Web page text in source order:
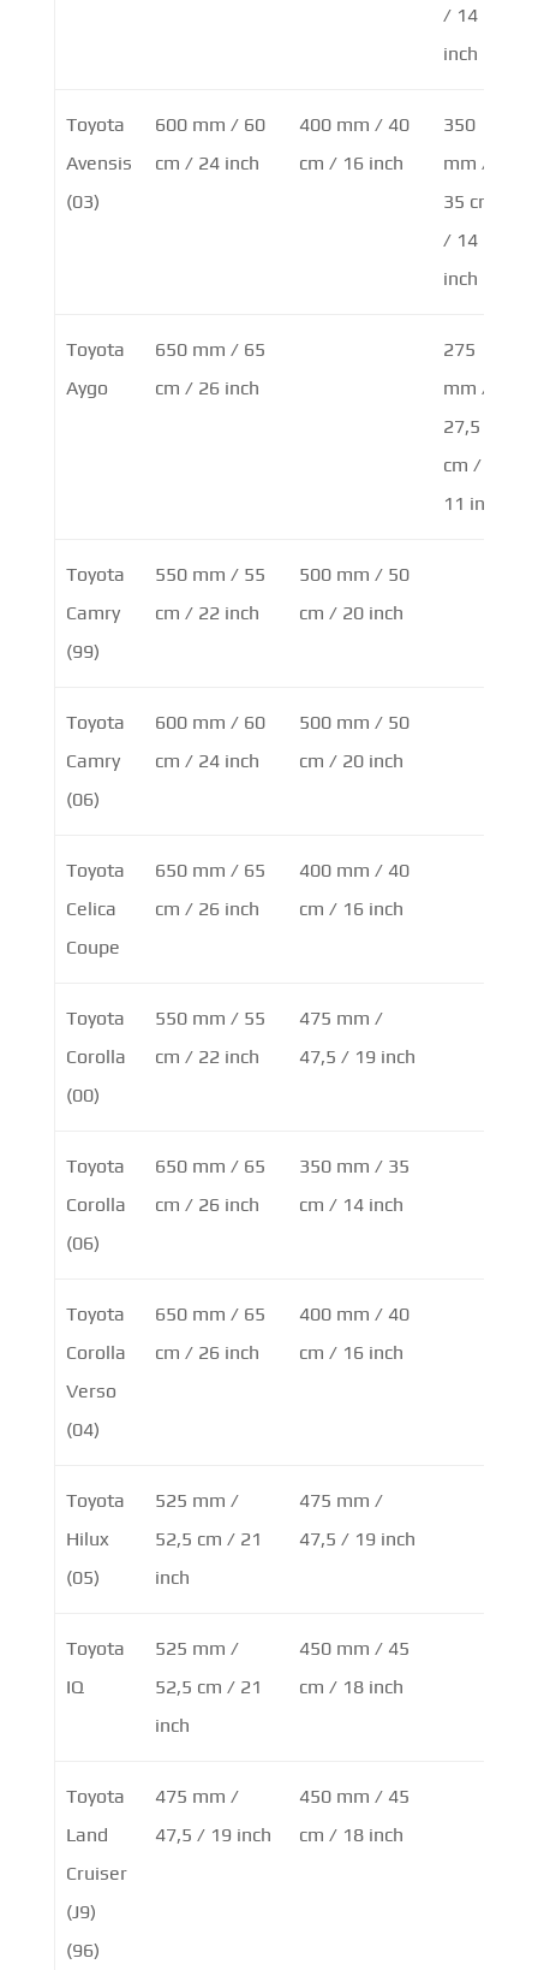
/ 14
inch
Toyota
Avensis
(03)
600 mm / 60
cm / 24 inch
400 mm / 40
cm / 16 inch
350
mm /
35 cm
/ 14
inch
Toyota
Aygo
650 mm / 65
cm / 26 inch
275
mm /
27,5
cm /
11 inch
Toyota
Camry
(99)
550 mm / 55
cm / 22 inch
500 mm / 50
cm / 20 inch
Toyota
Camry
(06)
600 mm / 60
cm / 24 inch
500 mm / 50
cm / 20 inch
Toyota
Celica
Coupe
650 mm / 65
cm / 26 inch
400 mm / 40
cm / 16 inch
Toyota
Corolla
(00)
550 mm / 55
cm / 22 inch
475 mm /
47,5 / 19 inch
Toyota
Corolla
(06)
650 mm / 65
cm / 26 inch
350 mm / 35
cm / 14 inch
Toyota
Corolla
Verso
(04)
650 mm / 65
cm / 26 inch
400 mm / 40
cm / 16 inch
Toyota
Hilux
(05)
525 mm /
52,5 cm / 21
inch
475 mm /
47,5 / 19 inch
Toyota
IQ
525 mm /
52,5 cm / 21
inch
450 mm / 45
cm / 18 inch
Toyota
Land
Cruiser
(J9)
(96)
475 mm /
47,5 / 19 inch
450 mm / 45
cm / 18 inch